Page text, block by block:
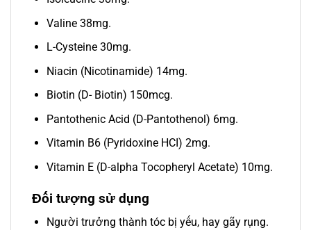
Valine 38mg.
L-Cysteine 30mg.
Niacin (Nicotinamide) 14mg.
Biotin (D- Biotin) 150mcg.
Pantothenic Acid (D-Pantothenol) 6mg.
Vitamin B6 (Pyridoxine HCI) 2mg.
Vitamin E (D-alpha Tocopheryl Acetate) 10mg.
Đối tượng sử dụng
Người trưởng thành tóc bị yếu, hay gãy rụng.